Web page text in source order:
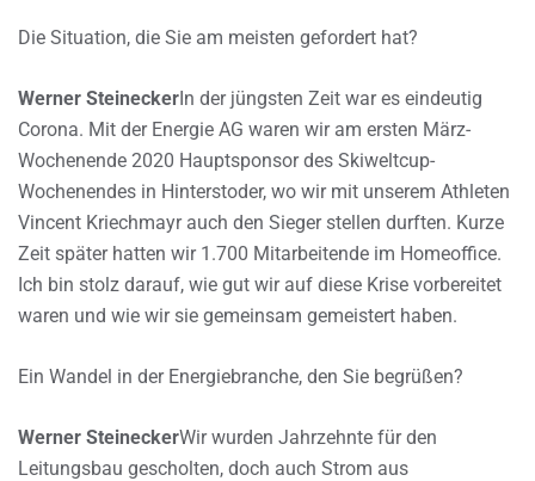
Die Situation, die Sie am meisten gefordert hat?
Werner SteineckerIn der jüngsten Zeit war es eindeutig
Corona. Mit der Energie AG waren wir am ersten März-
Wochenende 2020 Hauptsponsor des Skiweltcup-
Wochenendes in Hinterstoder, wo wir mit unserem Athleten
Vincent Kriechmayr auch den Sieger stellen durften. Kurze
Zeit später hatten wir 1.700 Mitarbeitende im Homeoffice.
Ich bin stolz darauf, wie gut wir auf diese Krise vorbereitet
waren und wie wir sie gemeinsam gemeistert haben.
Ein Wandel in der Energiebranche, den Sie begrüßen?
Werner SteineckerWir wurden Jahrzehnte für den
Leitungsbau gescholten, doch auch Strom aus